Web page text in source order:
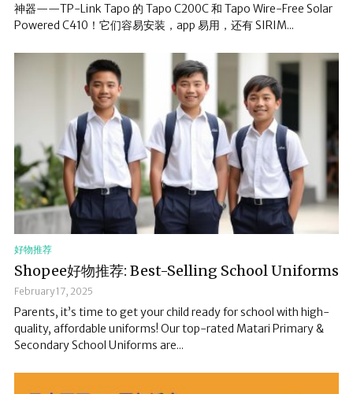
神器——TP-Link Tapo 的 Tapo C200C 和 Tapo Wire-Free Solar
Powered C410！它们容易安装，app 易用，还有 SIRIM...
好物推荐
Shopee好物推荐: Best-Selling School Uniforms
February 17, 2025
Parents, it’s time to get your child ready for school with high-
quality, affordable uniforms! Our top-rated Matari Primary &
Secondary School Uniforms are...